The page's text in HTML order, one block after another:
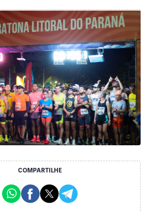
COMPARTILHE